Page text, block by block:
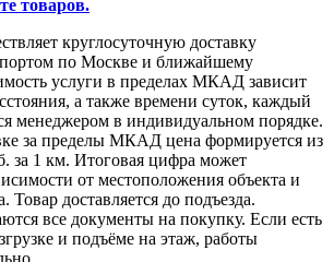
товаров.
круглосуточную доставку
по Москве и ближайшему
услуги в пределах МКАД зависит
а также времени суток, каждый
менеджером в индивидуальном порядке.
за пределы МКАД цена формируется из
за 1 км. Итоговая цифра может
от местоположения объекта и
Товар доставляется до подъезда.
все документы на покупку. Если есть
и подъёме на этаж, работы